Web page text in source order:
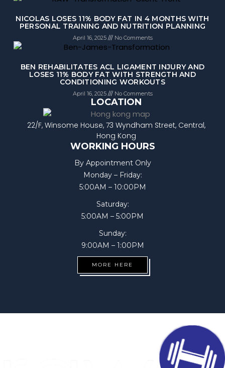
NICOLAS LOSES 11% BODY FAT IN 4 MONTHS WITH
PERSONAL TRAINING AND NUTRITION PLANNING
April 16, 2025 No Comments
BEN REHABILITATES ACL LIGAMENT INJURY AND
LOSES 11% BODY FAT WITH STRENGTH AND
CONDITIONING WORKOUTS
April 16, 2025 No Comments
LOCATION
22/F, Winsome House, 73 Wyndham Street, Central,
Hong Kong
WORKING HOURS
By Appointment Only
Monday – Friday:
5:00AM – 10:00PM
Saturday:
5:00AM – 5:00PM
Sunday:
9:00AM – 1:00PM
MORE HERE